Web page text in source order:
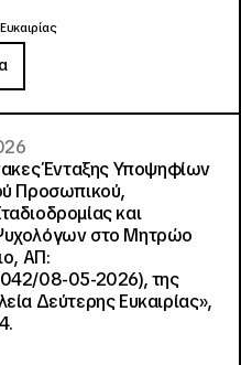
Ένταξης Υποψηφίων
Προσωπικού,
και
στο Μητρώο
ΑΠ:
08-05-2026), της
Δεύτερης Ευκαιρίας»,